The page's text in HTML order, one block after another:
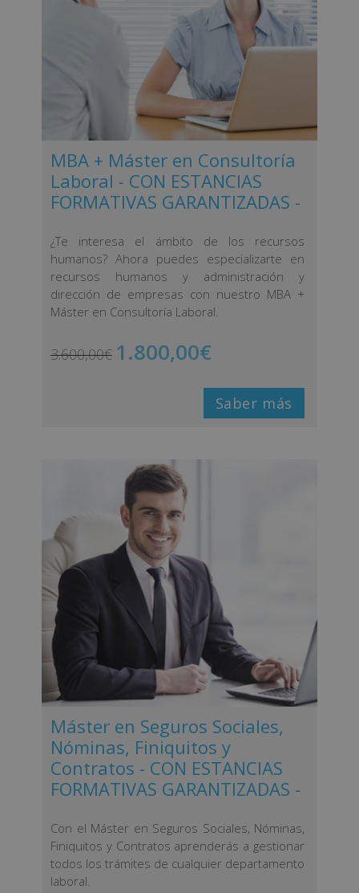
MBA + Máster en Consultoría
Laboral - CON ESTANCIAS
FORMATIVAS GARANTIZADAS -
¿Te interesa el ámbito de los recursos
humanos? Ahora puedes especializarte en
recursos humanos y administración y
dirección de empresas con nuestro MBA +
Máster en Consultoría Laboral.
3.600,00€ 1.800,00€
Saber más
Máster en Seguros Sociales,
Nóminas, Finiquitos y
Contratos - CON ESTANCIAS
FORMATIVAS GARANTIZADAS -
Con el Máster en Seguros Sociales, Nóminas,
Finiquitos y Contratos aprenderás a gestionar
todos los trámites de cualquier departamento
laboral.